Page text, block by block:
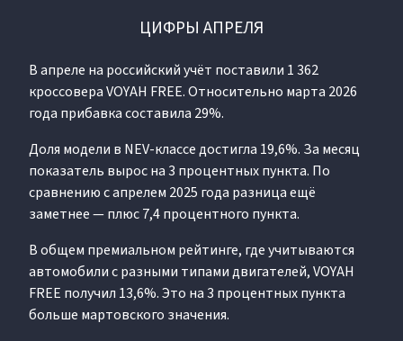
ЦИФРЫ АПРЕЛЯ
В апреле на российский учёт поставили 1 362
кроссовера VOYAH FREE. Относительно марта 2026
года прибавка составила 29%.
Доля модели в NEV-классе достигла 19,6%. За месяц
показатель вырос на 3 процентных пункта. По
сравнению с апрелем 2025 года разница ещё
заметнее — плюс 7,4 процентного пункта.
В общем премиальном рейтинге, где учитываются
автомобили с разными типами двигателей, VOYAH
FREE получил 13,6%. Это на 3 процентных пункта
больше мартовского значения.